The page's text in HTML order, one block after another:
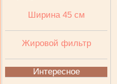
Ширина 45 см
Жировой фильтр
Интересное